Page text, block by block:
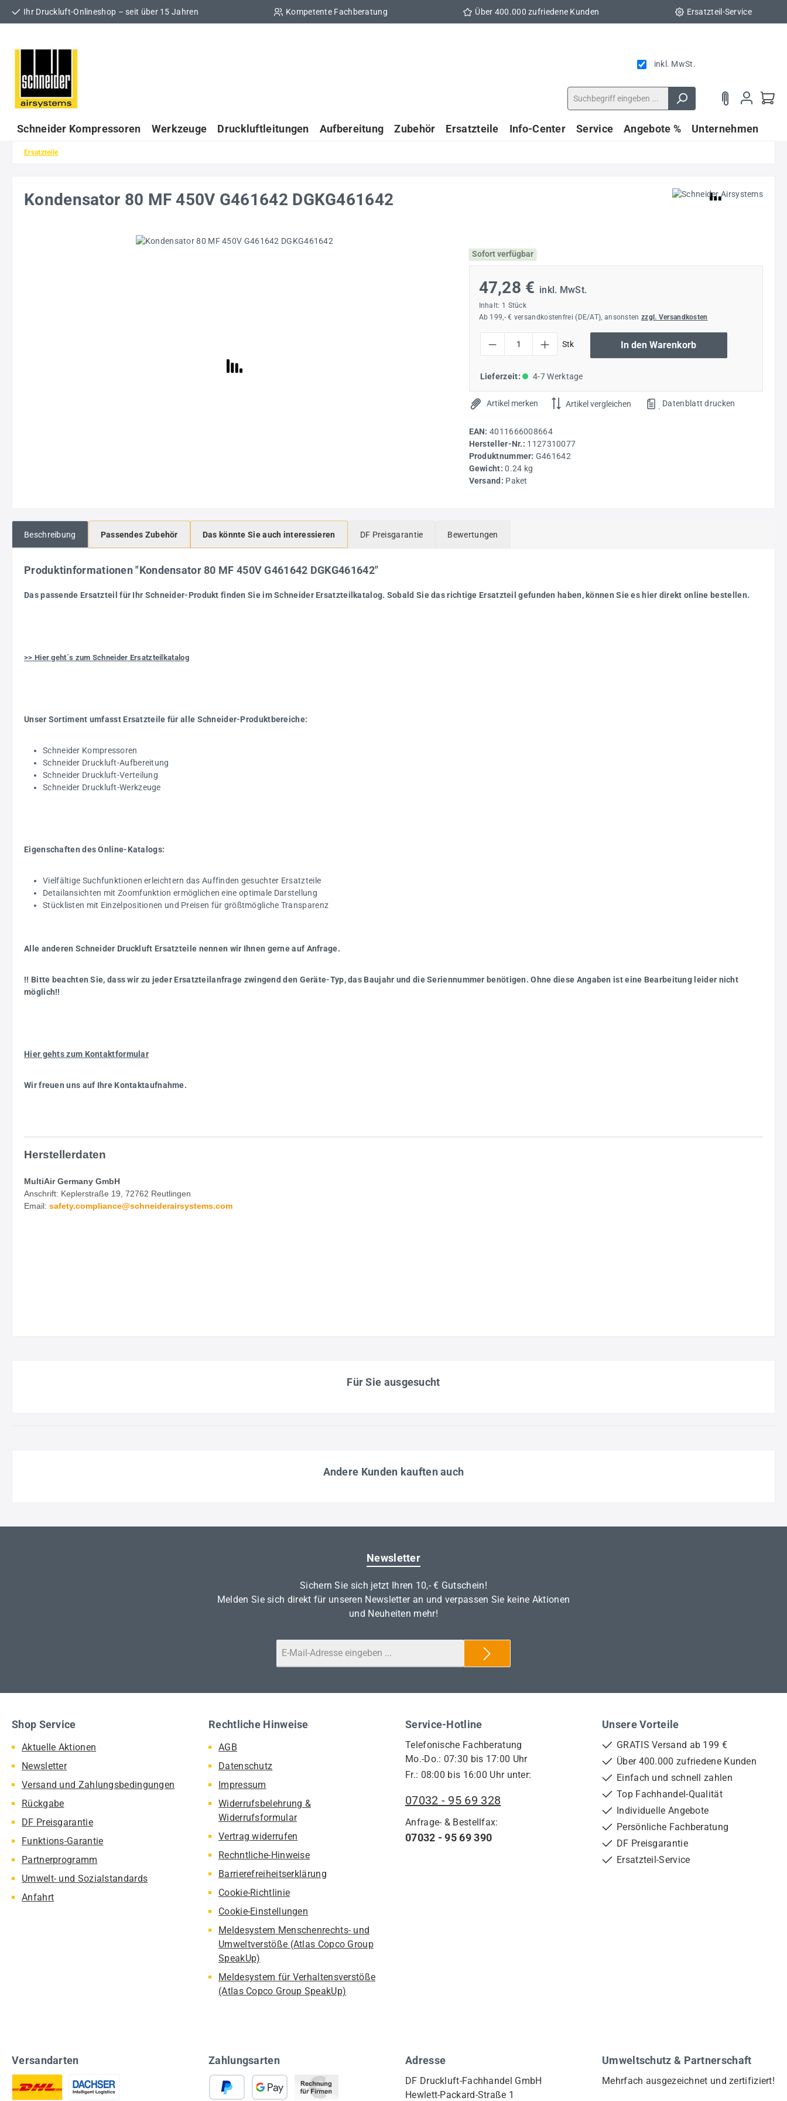
Hauptinhalt springen
Zur Suche springen
Zur Hauptnavigation springen
Ihr Druckluft-Onlineshop – seit über 15 Jahren Kompetente Fachberatung Über 400.000 zufriedene Kunden Ersatzteil-Service
inkl. MwSt.
Schneider Kompressoren Werkzeuge Druckluftleitungen Aufbereitung Zubehör Ersatzteile Info-Center Service Angebote % Unternehmen
Ersatzteile
Kondensator 80 MF 450V G461642 DGKG461642
Sofort verfügbar
47,28 € inkl. MwSt.
Inhalt: 1 Stück
Ab 199,- € versandkostenfrei (DE/AT), ansonsten zzgl. Versandkosten
Stk In den Warenkorb
Lieferzeit: 4-7 Werktage
Artikel merken Artikel vergleichen . Datenblatt drucken
EAN: 4011666008664
Hersteller-Nr.: 1127310077
Produktnummer: G461642
Gewicht:0.24 kg
Versand: Paket
Beschreibung Passendes Zubehör Das könnte Sie auch interessieren DF Preisgarantie Bewertungen
Produktinformationen "Kondensator 80 MF 450V G461642 DGKG461642"
Das passende Ersatzteil für Ihr Schneider-Produkt finden Sie im Schneider Ersatzteilkatalog. Sobald Sie das richtige Ersatzteil gefunden haben, können Sie es hier direkt online bestellen.
>> Hier geht´s zum Schneider Ersatzteilkatalog
Unser Sortiment umfasst Ersatzteile für alle Schneider-Produktbereiche:
Schneider Kompressoren
Schneider Druckluft-Aufbereitung
Schneider Druckluft-Verteilung
Schneider Druckluft-Werkzeuge
Eigenschaften des Online-Katalogs:
Vielfältige Suchfunktionen erleichtern das Auffinden gesuchter Ersatzteile
Detailansichten mit Zoomfunktion ermöglichen eine optimale Darstellung
Stücklisten mit Einzelpositionen und Preisen für größtmögliche Transparenz
Alle anderen Schneider Druckluft Ersatzteile nennen wir Ihnen gerne auf Anfrage.
!! Bitte beachten Sie, dass wir zu jeder Ersatzteilanfrage zwingend den Geräte-Typ, das Baujahr und die Seriennummer benötigen. Ohne diese Angaben ist eine Bearbeitung leider nicht
möglich!!
Hier gehts zum Kontaktformular
Wir freuen uns auf Ihre Kontaktaufnahme.
Herstellerdaten
MultiAir Germany GmbH
Anschrift: Keplerstraße 19, 72762 Reutlingen
Email: safety.compliance@schneiderairsystems.com
Für Sie ausgesucht
Andere Kunden kauften auch
Newsletter
Sichern Sie sich jetzt Ihren 10,- € Gutschein!
Melden Sie sich direkt für unseren Newsletter an und verpassen Sie keine Aktionen
und Neuheiten mehr!
Service-Hotline
Telefonische Fachberatung
Mo.-Do.: 07:30 bis 17:00 Uhr
Fr.: 08:00 bis 16:00 Uhr unter:
07032 - 95 69 328
Anfrage- & Bestellfax:
07032 - 95 69 390
Shop Service
Aktuelle Aktionen
Newsletter
Versand und Zahlungsbedingungen
Rückgabe
DF Preisgarantie
Funktions-Garantie
Partnerprogramm
Umwelt- und Sozialstandards
Anfahrt
Rechtliche Hinweise
AGB
Datenschutz
Impressum
Widerrufsbelehrung &
Widerrufsformular
Vertrag widerrufen
Rechntliche-Hinweise
Barrierefreiheitserklärung
Cookie-Richtlinie
Cookie-Einstellungen
Meldesystem Menschenrechts- und
Umweltverstöße (Atlas Copco Group
SpeakUp)
Meldesystem für Verhaltensverstöße
(Atlas Copco Group SpeakUp)
Unsere Vorteile
GRATIS Versand ab 199 €
Über 400.000 zufriedene Kunden
Einfach und schnell zahlen
Top Fachhandel-Qualität
Individuelle Angebote
Persönliche Fachberatung
DF Preisgarantie
Ersatzteil-Service
Versandarten Zahlungsarten Adresse
DF Druckluft-Fachhandel GmbH
Hewlett-Packard-Straße 1
Umweltschutz & Partnerschaft
Mehrfach ausgezeichnet und zertifiziert!